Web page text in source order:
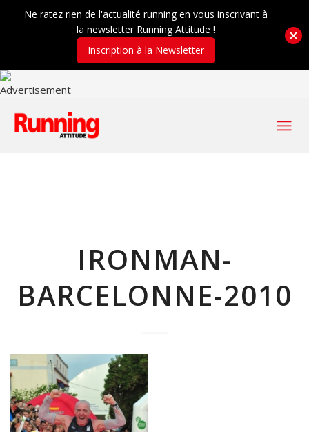
IRONMAN-
BARCELONNE-2010
Ne ratez rien de l'actualité running en vous inscrivant à
la newsletter Running Attitude !
Inscription à la Newsletter